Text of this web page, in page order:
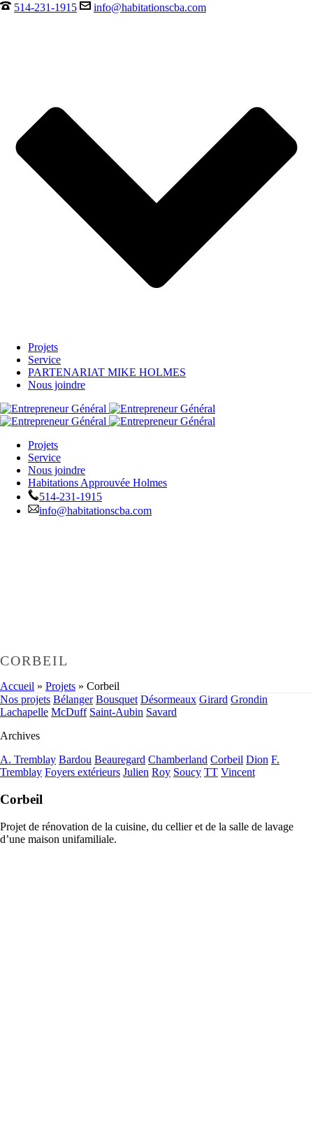
514-231-1915 info@habitationscba.com
Projets
Service
PARTENARIAT MIKE HOLMES
Nous joindre
Projets
Service
Nous joindre
Habitations Approuvée Holmes
514-231-1915
info@habitationscba.com
CORBEIL
Accueil » Projets » Corbeil
Nos projets Bélanger Bousquet Désormeaux Girard Grondin
Lachapelle McDuff Saint-Aubin Savard
Archives
A. Tremblay Bardou Beauregard Chamberland Corbeil Dion F.
Tremblay Foyers extérieurs Julien Roy Soucy TT Vincent
Corbeil
Projet de rénovation de la cuisine, du cellier et de la salle de lavage
d’une maison unifamiliale.